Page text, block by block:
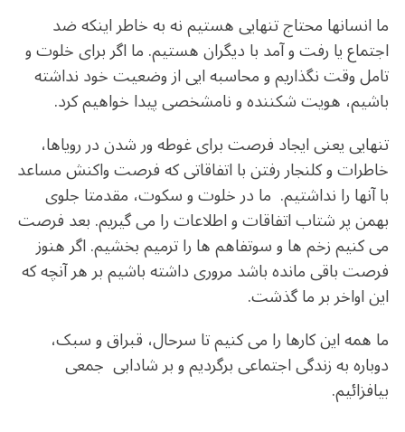
ما انسانها محتاج تنهایی هستیم نه به خاطر اینکه ضد
اجتماع یا رفت و آمد با دیگران هستیم. ما اگر برای خلوت و
تامل وقت نگذاریم و محاسبه ایی از وضعیت خود نداشته
باشیم، هویت شکننده و نامشخصی پیدا خواهیم کرد.
تنهایی یعنی ایجاد فرصت برای غوطه ور شدن در رویاها،
خاطرات و کلنجار رفتن با اتفاقاتی که فرصت واکنش مساعد
با آنها را نداشتیم. ما در خلوت و سکوت، مقدمتا جلوی
بهمن پر شتاب اتفاقات و اطلاعات را می گیریم. بعد فرصت
می کنیم زخم ها و سوتفاهم ها را ترمیم بخشیم. اگر هنوز
فرصت باقی مانده باشد مروری داشته باشیم بر هر آنچه که
این اواخر بر ما گذشت.
ما همه این کارها را می کنیم تا سرحال، قبراق و سبک،
دوباره به زندگی اجتماعی برگردیم و بر شادابی جمعی
بیافزائیم.